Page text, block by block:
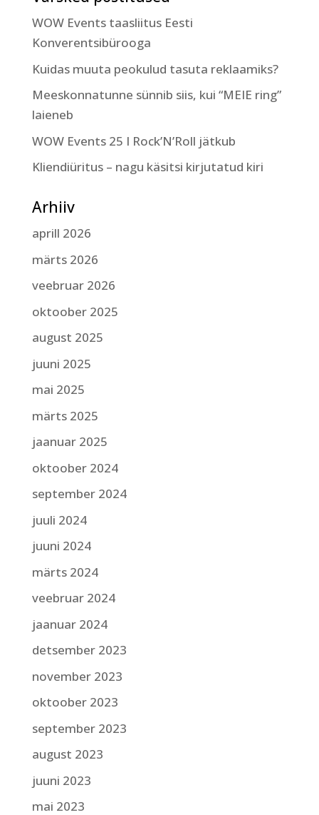
WOW Events taasliitus Eesti
Konverentsibürooga
Kuidas muuta peokulud tasuta reklaamiks?
Meeskonnatunne sünnib siis, kui “MEIE ring”
laieneb
WOW Events 25 I Rock’N’Roll jätkub
Kliendiüritus – nagu käsitsi kirjutatud kiri
Arhiiv
aprill 2026
märts 2026
veebruar 2026
oktoober 2025
august 2025
juuni 2025
mai 2025
märts 2025
jaanuar 2025
oktoober 2024
september 2024
juuli 2024
juuni 2024
märts 2024
veebruar 2024
jaanuar 2024
detsember 2023
november 2023
oktoober 2023
september 2023
august 2023
juuni 2023
mai 2023